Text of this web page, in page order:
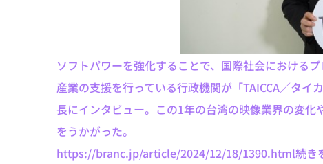
ソフトパワーを強化することで、国際社会における
産業の支援を行っている行政機関が「TAICCA／タ
長にインタビュー。この1年の台湾の映像業界の変
をうかがった。
https://branc.jp/article/2024/12/18/1390.html続き